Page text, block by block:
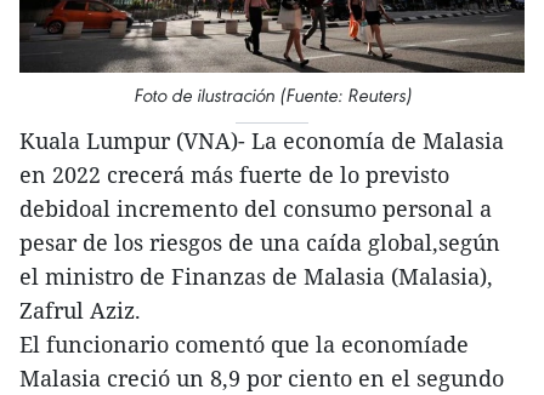
Foto de ilustración (Fuente: Reuters)
Kuala Lumpur (VNA)- La economía de Malasia
en 2022 crecerá más fuerte de lo previsto
debidoal incremento del consumo personal a
pesar de los riesgos de una caída global,según
el ministro de Finanzas de Malasia (Malasia),
Zafrul Aziz.
El funcionario comentó que la economíade
Malasia creció un 8,9 por ciento en el segundo